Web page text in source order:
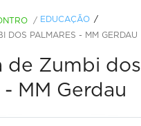
/ EDUCAÇÃO
DOS PALMARES - MM GERDAU
de Zumbi dos
- MM Gerdau